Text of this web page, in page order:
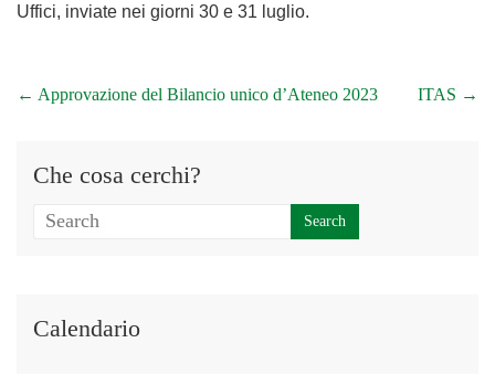
Uffici, inviate nei giorni 30 e 31 luglio.
← Approvazione del Bilancio unico d’Ateneo 2023 ITAS →
Che cosa cerchi?
Calendario